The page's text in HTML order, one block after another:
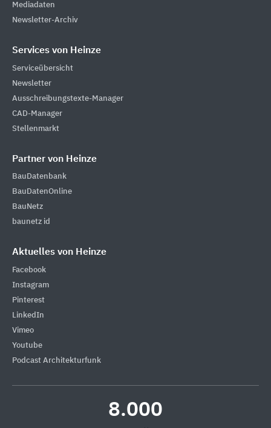
Mediadaten
Newsletter-Archiv
Services von Heinze
Serviceübersicht
Newsletter
Ausschreibungstexte-Manager
CAD-Manager
Stellenmarkt
Partner von Heinze
BauDatenbank
BauDatenOnline
BauNetz
baunetz id
Aktuelles von Heinze
Facebook
Instagram
Pinterest
LinkedIn
Vimeo
Youtube
Podcast Architekturfunk
8.000